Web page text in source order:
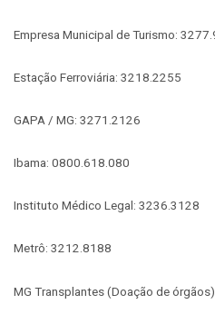
Empresa Municipal de Turismo:
Estação Ferroviária: 3218.2255
GAPA / MG: 3271.2126
Ibama: 0800.618.080
Instituto Médico Legal: 3236.3128
Metrô: 3212.8188
MG Transplantes (Doação de